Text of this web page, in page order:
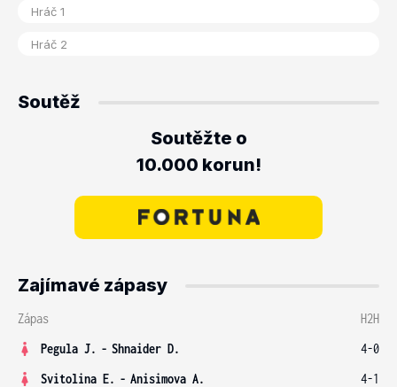
Soutěž
Soutěžte o
10.000 korun!
Zajímavé zápasy
Zápas
H2H
Pegula J. - Shnaider D.
4-0
Svitolina E. - Anisimova A.
4-1